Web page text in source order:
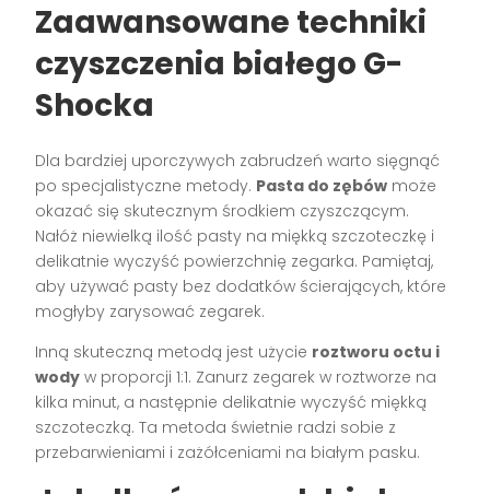
Zaawansowane techniki
czyszczenia białego G-
Shocka
Dla bardziej uporczywych zabrudzeń warto sięgnąć
po specjalistyczne metody. Pasta do zębów może
okazać się skutecznym środkiem czyszczącym.
Nałóż niewielką ilość pasty na miękką szczoteczkę i
delikatnie wyczyść powierzchnię zegarka. Pamiętaj,
aby używać pasty bez dodatków ścierających, które
mogłyby zarysować zegarek.
Inną skuteczną metodą jest użycie roztworu octu i
wody w proporcji 1:1. Zanurz zegarek w roztworze na
kilka minut, a następnie delikatnie wyczyść miękką
szczoteczką. Ta metoda świetnie radzi sobie z
przebarwieniami i zażółceniami na białym pasku.